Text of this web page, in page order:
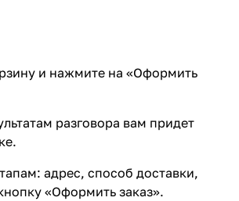
и нажмите на «Оформить
разговора вам придет
адрес, способ доставки,
«Оформить заказ».